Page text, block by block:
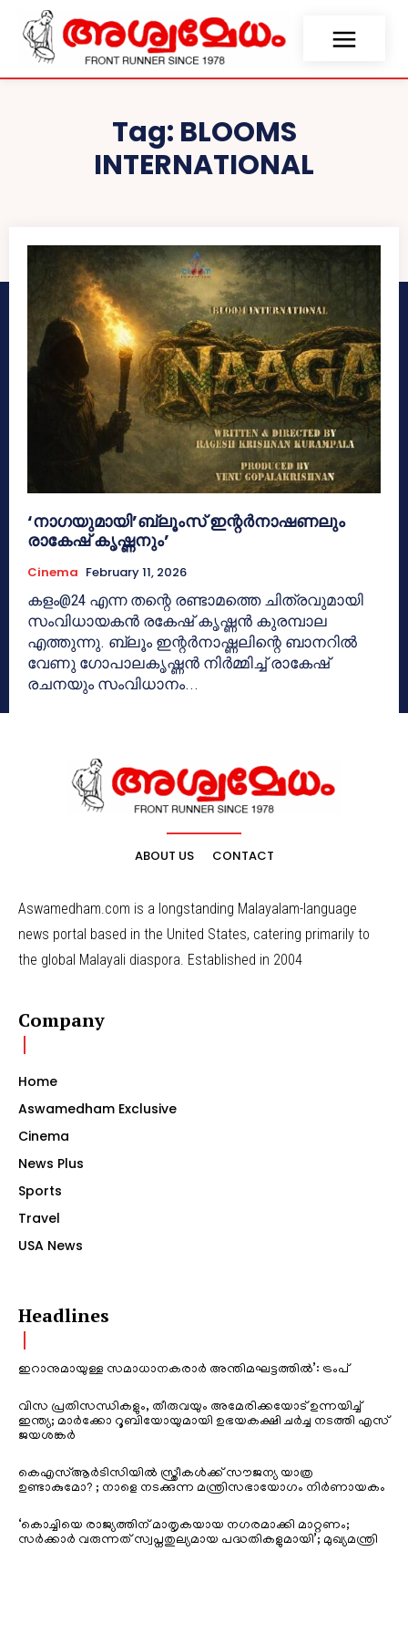
Tag: BLOOMS
INTERNATIONAL
‘നാ​ഗയുമായി’ബ്ലൂംസ് ഇന്റർനാഷണലും
രാകേഷ് കൃഷ്ണനും’
Cinema February 11, 2026
കളം@24 എന്ന തന്റെ രണ്ടാമത്തെ ചിത്രവുമായി
സംവിധായകൻ രകേഷ് കൃഷ്ണൻ കുരമ്പാല
എത്തുന്നു. ബ്ലൂം ഇന്റർനാഷ്ണലിന്റെ ബാനറിൽ
വേണു ​ഗോപാലകൃഷ്ണൻ നിർമ്മിച്ച് രാ​കേഷ്
രചനയും സംവിധാനം...
ABOUT US CONTACT
Aswamedham.com is a longstanding Malayalam-language
news portal based in the United States, catering primarily to
the global Malayali diaspora. Established in 2004
Company
Home
Aswamedham Exclusive
Cinema
News Plus
Sports
Travel
USA News
Headlines
ഇറാനുമായുള്ള സമാധാനകരാർ അന്തിമഘട്ടത്തിൽ‌’: ട്രംപ്
വിസ പ്രതിസന്ധികളും, തീരുവയും അമേരിക്കയോട് ഉന്നയിച്ച്
ഇന്ത്യ; മാർക്കോ റൂബിയോയുമായി ഉഭയകക്ഷി ചർച്ച നടത്തി എസ്
ജയശങ്കർ
കെഎസ്ആർടിസിയിൽ സ്ത്രീകൾക്ക് സൗജന്യ യാത്ര
ഉണ്ടാകുമോ? ; നാളെ നടക്കുന്ന മന്ത്രിസഭായോഗം നിർണായകം
‘കൊച്ചിയെ രാജ്യത്തിന് മാതൃകയായ നഗരമാക്കി മാറ്റണം;
സർക്കാർ വരുന്നത് സ്വപ്നതുല്യമായ പദ്ധതികളുമായി’; മുഖ്യമന്ത്രി